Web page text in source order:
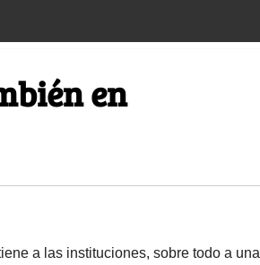
en
a las instituciones, sobre todo a una